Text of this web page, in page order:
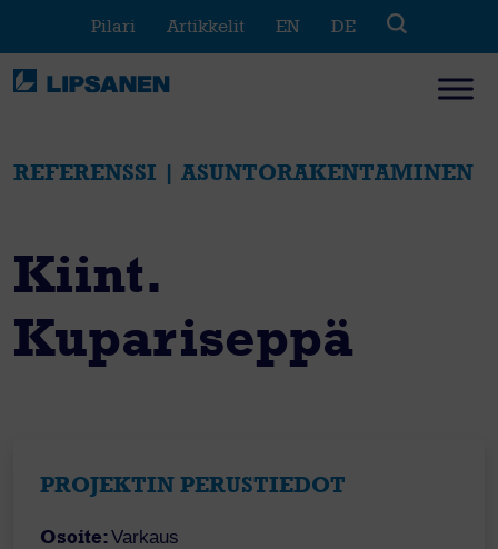
content
Pilari Artikkelit EN DE
REFERENSSI | ASUNTORAKENTAMINEN
Kiint.
Kupariseppä
PROJEKTIN PERUSTIEDOT
Osoite:Varkaus